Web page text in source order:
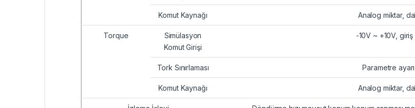
Komut Kaynağı Analog miktar,
Torque
Simülasyon
Komut Girişi
-10V ~ +10V,
Tork Sınırlaması Parametre
Komut Kaynağı Analog miktar,